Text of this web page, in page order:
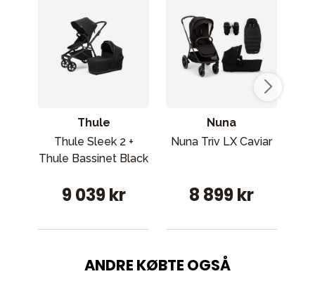
Thule
Thule Sleek 2 +
Thule Bassinet Black
9 039 kr
Nuna
Nuna Triv LX Caviar
8 899 kr
ANDRE KØBTE OGSÅ